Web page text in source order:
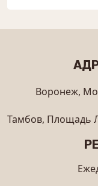
Воронеж,
Тамбов, Площадь